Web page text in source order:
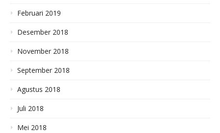
Februari 2019
Desember 2018
November 2018
September 2018
Agustus 2018
Juli 2018
Mei 2018